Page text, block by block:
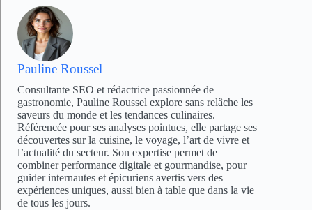
Pauline Roussel
Consultante SEO et rédactrice passionnée de
gastronomie, Pauline Roussel explore sans relâche les
saveurs du monde et les tendances culinaires.
Référencée pour ses analyses pointues, elle partage ses
découvertes sur la cuisine, le voyage, l’art de vivre et
l’actualité du secteur. Son expertise permet de
combiner performance digitale et gourmandise, pour
guider internautes et épicuriens avertis vers des
expériences uniques, aussi bien à table que dans la vie
de tous les jours.